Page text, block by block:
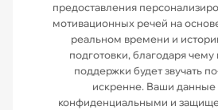
предоставления
мотивационных речей на
реальном времени и
подготовки, благодаря
поддержки будет звучать
искренне. Ваши данные
конфиденциальными и